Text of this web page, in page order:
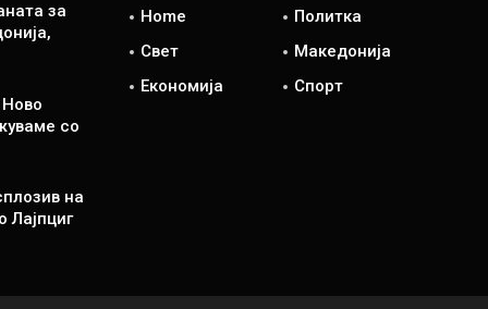
за
со
на
Лајпциг
Home
Политка
Свет
Македонија
Економија
Спорт